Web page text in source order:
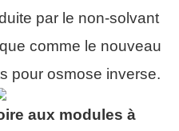
par le non-solvant
comme le nouveau
pour osmose inverse.
aux modules à